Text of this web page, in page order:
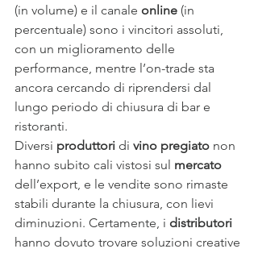
(in volume) e il canale online (in
percentuale) sono i vincitori assoluti,
con un miglioramento delle
performance, mentre l’on-trade sta
ancora cercando di riprendersi dal
lungo periodo di chiusura di bar e
ristoranti.
Diversi produttori di vino pregiato non
hanno subito cali vistosi sul mercato
dell’export, e le vendite sono rimaste
stabili durante la chiusura, con lievi
diminuzioni. Certamente, i distributori
hanno dovuto trovare soluzioni creative